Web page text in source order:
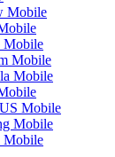
Mobile
Mobile
Mobile
Mobile
Mobile
Mobile
Mobile